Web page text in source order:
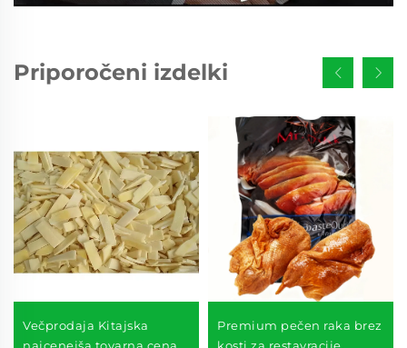
Priporočeni izdelki
Večprodaja Kitajska
najcenejša tovarna cena
Premium pečen raka brez
kosti za restavracije,